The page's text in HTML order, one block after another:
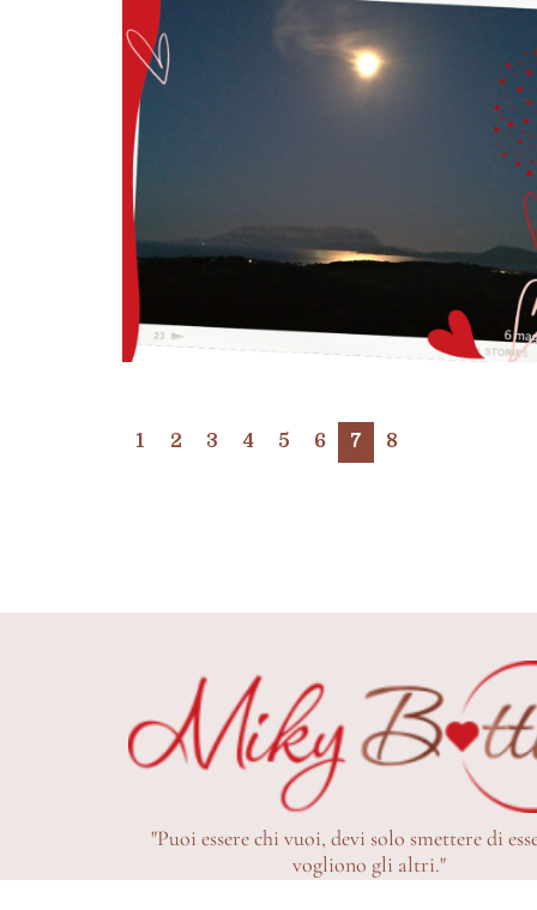
1 2 3 4 5 6 7 8
"Puoi essere chi vuoi, devi solo smettere di
vogliono gli altri."